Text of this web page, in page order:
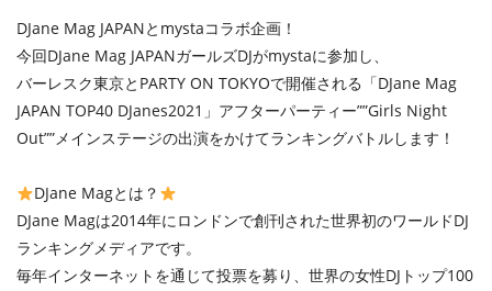
DJane Mag JAPANとmystaコラボ企画！
今回DJane Mag JAPANガールズDJがmystaに参加し、
バーレスク東京とPARTY ON TOKYOで開催される「DJane Mag
JAPAN TOP40 DJanes2021」アフターパーティー””Girls Night
Out””メインステージの出演をかけてランキングバトルします！
DJane Magとは？
DJane Magは2014年にロンドンで創刊された世界初のワールドDJ
ランキングメディアです。
毎年インターネットを通じて投票を募り、世界の女性DJトップ100